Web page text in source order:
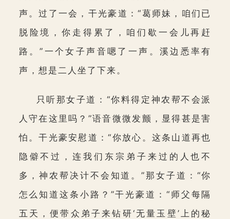
声。过了一会，干光豪道：“葛师妹，咱们已
脱险境，你走得累了，咱们歇一会儿再赶
路。”一个女子声音嗯了一声。溪边悉率有
声，想是二人坐了下来。
只听那女子道：“你料得定神农帮不会派
人守在这里吗？”语音微微发颤，显得甚是害
怕。干光豪安慰道：“你放心。这条山道再也
隐僻不过，连我们东宗弟子来过的人也不
多，神农帮决计不会知道。”那女子道：“你
怎么知道这条小路？”干光豪道：“师父每隔
五天，便带众弟子来钻研‘无量玉壁’上的秘